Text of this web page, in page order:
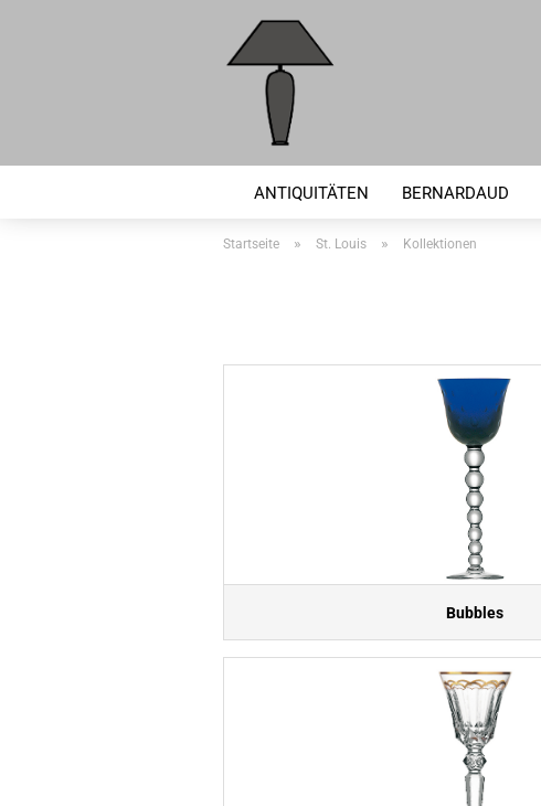
ANTIQUITÄTEN BERNARDAUD
Startseite » St. Louis » Kollektionen
Bubbles